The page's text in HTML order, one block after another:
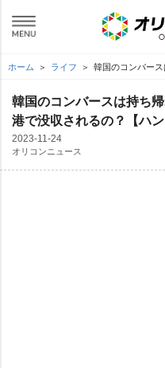
ホーム ライフ 韓国のコンバー
韓国のコンバースは持ち
港で没収されるの？【ハ
2023-11-24
オリコンニュース